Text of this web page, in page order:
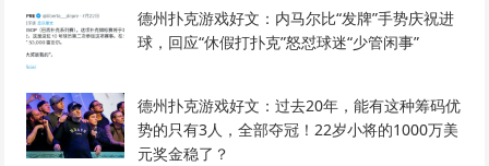
德州扑克游戏好文：内马尔比“发牌”手势庆祝进
球，回应“休假打扑克”怒怼球迷“少管闲事”
德州扑克游戏好文：过去20年，能有这种筹码优
势的只有3人，全部夺冠！22岁小将的1000万美
元奖金稳了？